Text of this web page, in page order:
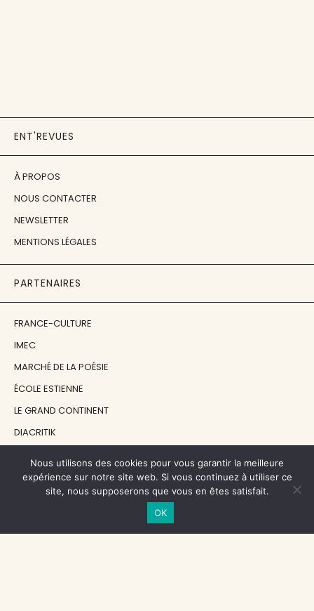
ENT'REVUES
À PROPOS
NOUS CONTACTER
NEWSLETTER
MENTIONS LÉGALES
PARTENAIRES
FRANCE-CULTURE
IMEC
MARCHÉ DE LA POÉSIE
ÉCOLE ESTIENNE
LE GRAND CONTINENT
DIACRITIK
NOS SOUTIENS
CENTRE NATIONAL DU LIVRE
Nous utilisons des cookies pour vous garantir la meilleure
expérience sur notre site web. Si vous continuez à utiliser ce
site, nous supposerons que vous en êtes satisfait.
OK